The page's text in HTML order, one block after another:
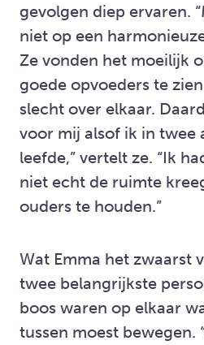
gevolgen diep ervaren.
niet op een
Ze vonden het moeilijk
goede opvoeders te
slecht over elkaar.
voor mij alsof ik in twee
leefde,” vertelt ze. “Ik
niet echt de ruimte
ouders te houden.”
Wat Emma het zwaarst
twee belangrijkste
boos waren op elkaar
tussen moest bewegen.